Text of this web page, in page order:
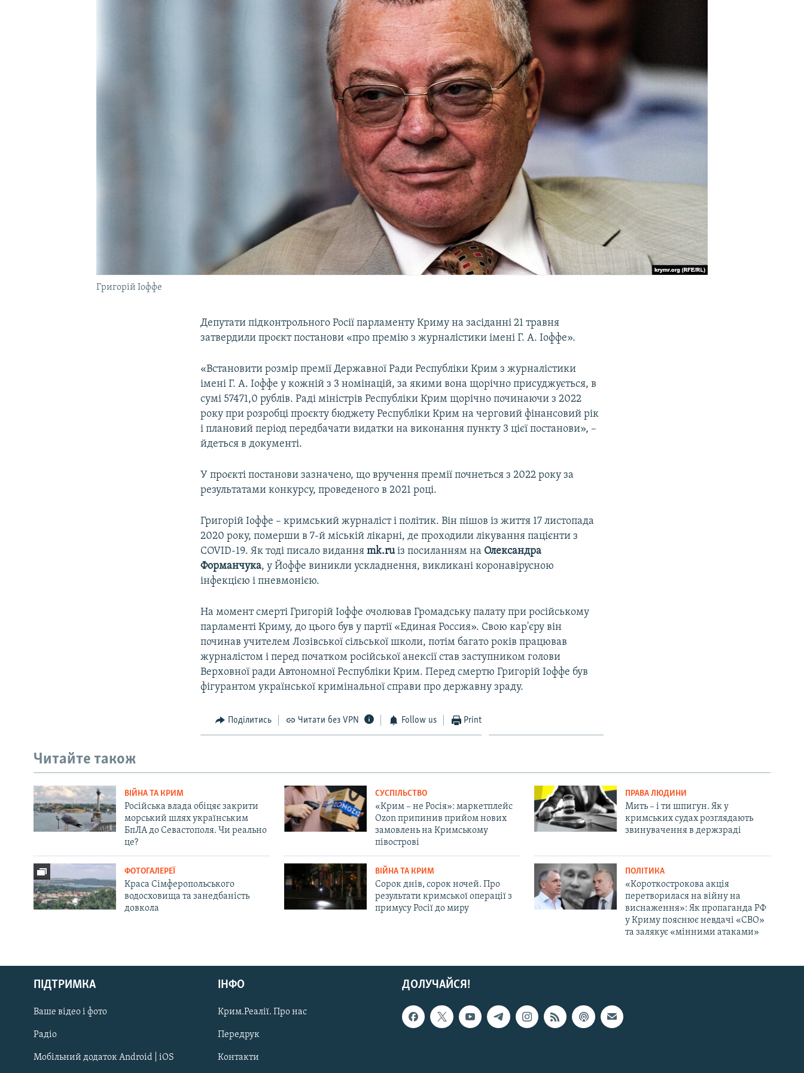
Русский
Qırımtatar
ДОЛУЧАЙСЯ!
Григорій Іоффе
Депутати підконтрольного Росії парламенту Криму на засіданні 21 травня
затвердили проєкт постанови «про премію з журналістики імені Г. А. Іоффе».
«Встановити розмір премії Державної Ради Республіки Крим з журналістики
імені Г. А. Іоффе у кожній з 3 номінацій, за якими вона щорічно присуджується, в
сумі 57471,0 рублів. Раді міністрів Республіки Крим щорічно починаючи з 2022
року при розробці проєкту бюджету Республіки Крим на черговий фінансовий рік
і плановий період передбачати видатки на виконання пункту 3 цієї постанови», –
йдеться в документі.
У проєкті постанови зазначено, що вручення премії почнеться з 2022 року за
результатами конкурсу, проведеного в 2021 році.
Григорій Іоффе – кримський журналіст і політик. Він пішов із життя 17 листопада
2020 року, померши в 7-й міській лікарні, де проходили лікування пацієнти з
COVID-19. Як тоді писало виданняmk.ruіз посиланням на Олександра
Форманчука, у Йоффе виникли ускладнення, викликані коронавірусною
інфекцією і пневмонією.
На момент смерті Григорій Іоффе очолював Громадську палату при російському
парламенті Криму, до цього був у партії «Единая Россия». Свою кар'єру він
починав учителем Лозівської сільської школи, потім багато років працював
журналістом і перед початком російської анексії став заступником голови
Верховної ради Автономної Республіки Крим. Перед смертю Григорій Іоффе був
фігурантом української кримінальної справи про державну зраду.
Поділитись Читати без VPN Follow us Print
Читайте також
ВІЙНА ТА КРИМ
Російська влада обіцяє закрити
морський шлях українським
БпЛА до Севастополя. Чи реально
це?
СУСПІЛЬСТВО
«Крим – не Росія»: маркетплейс
Ozon припинив прийом нових
замовлень на Кримському
півострові
ПРАВА ЛЮДИНИ
Мить – і ти шпигун. Як у
кримських судах розглядають
звинувачення в держзраді
ФОТОГАЛЕРЕЇ
Краса Сімферопольського
водосховища та занедбаність
довкола
ВІЙНА ТА КРИМ
Сорок днів, сорок ночей. Про
результати кримської операції з
примусу Росії до миру
ПОЛІТИКА
«Короткострокова акція
перетворилася на війну на
виснаження»: Як пропаганда РФ
у Криму пояснює невдачі «СВО»
та залякує «мінними атаками»
ДОЛУЧАЙСЯ!
ПІДТРИМКА
Ваше відео і фото
Радіо
Мобільний додаток Android | iOS
ІНФО
Крим.Реалії. Про нас
Передрук
Контакти